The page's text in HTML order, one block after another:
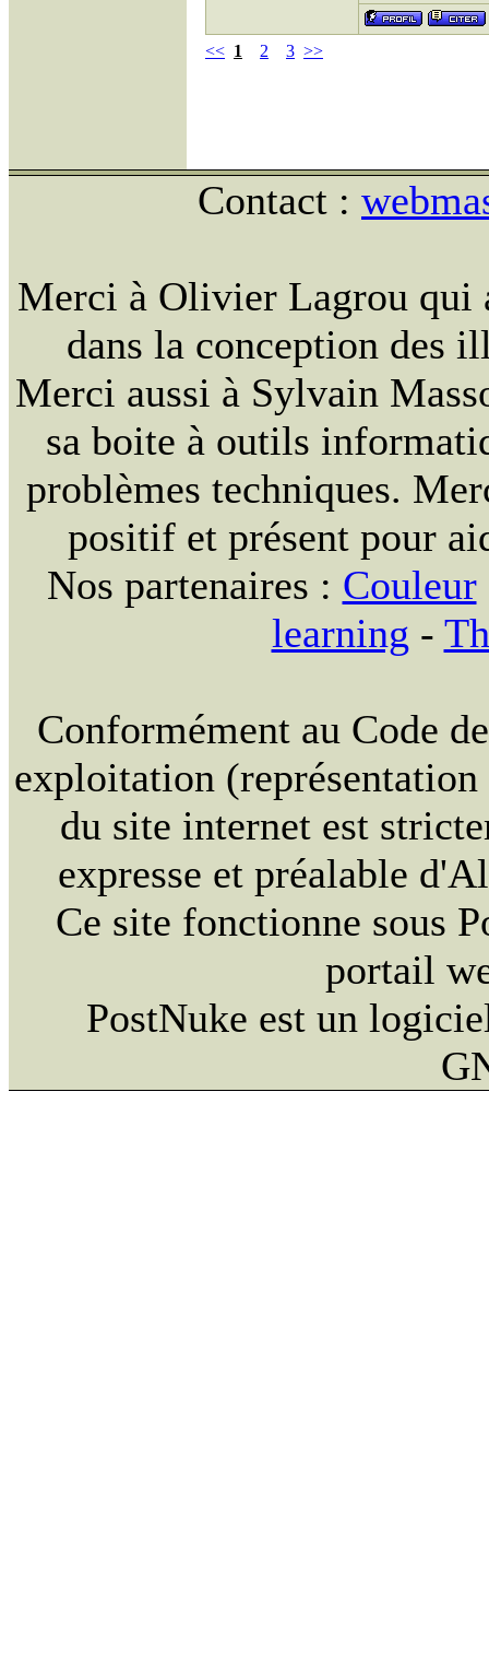
<< 1 2 3 >>
Contact :
Merci à Olivier Lagrou qui
dans la conception des
Merci aussi à Sylvain
sa boite à outils
problèmes techniques.
positif et présent pour
Nos partenaires : Couleur
learning -
Conformément au Code
exploitation
du site internet est
expresse et préalable
Ce site fonctionne sous
portail
PostNuke est un